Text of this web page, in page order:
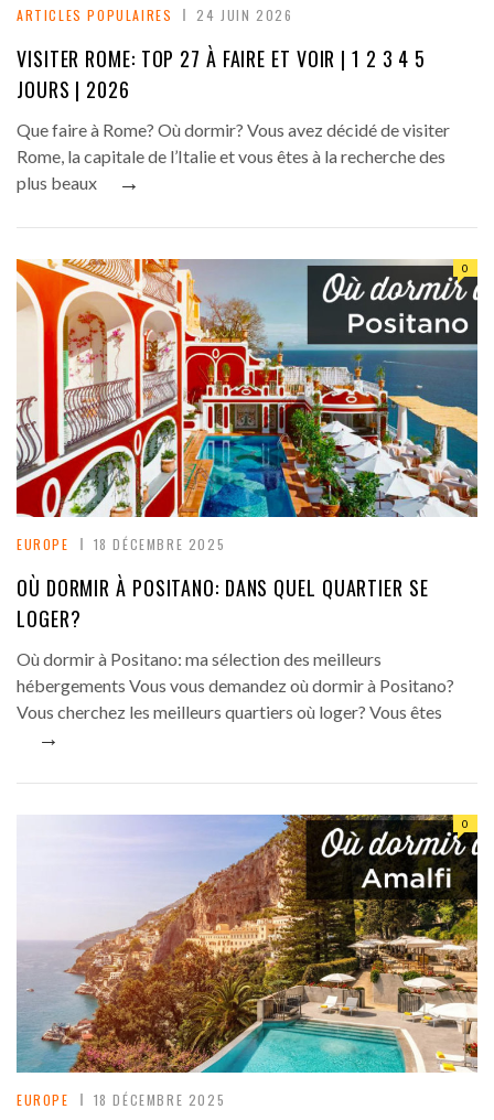
ARTICLES POPULAIRES 24 JUIN 2026
VISITER ROME: TOP 27 À FAIRE ET VOIR | 1 2 3 4 5
JOURS | 2026
Que faire à Rome? Où dormir? Vous avez décidé de visiter
Rome, la capitale de l’Italie et vous êtes à la recherche des
plus beaux
→
0
EUROPE 18 DÉCEMBRE 2025
OÙ DORMIR À POSITANO: DANS QUEL QUARTIER SE
LOGER?
Où dormir à Positano: ma sélection des meilleurs
hébergements Vous vous demandez où dormir à Positano?
Vous cherchez les meilleurs quartiers où loger? Vous êtes
→
0
EUROPE 18 DÉCEMBRE 2025